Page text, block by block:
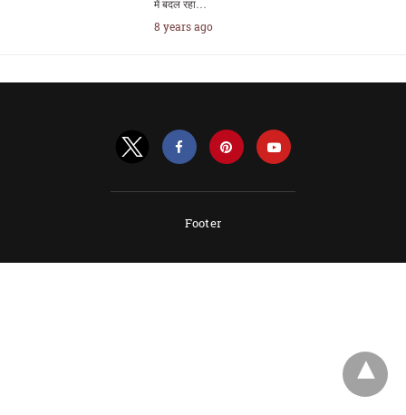
में बदल रहा…
8 years ago
Footer